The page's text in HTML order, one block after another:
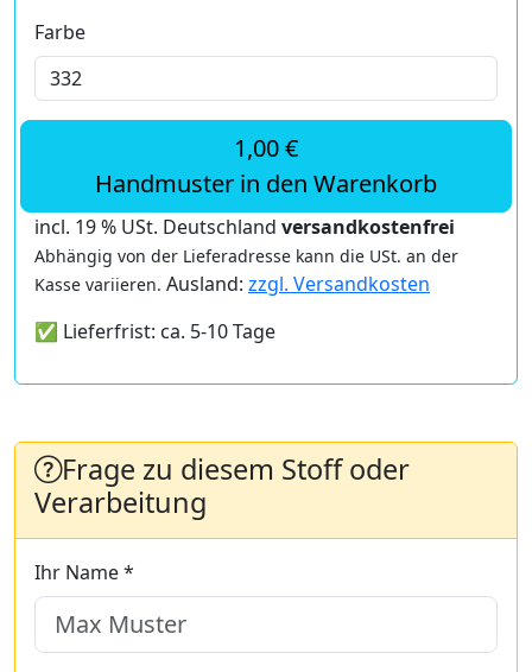
Farbe
1,00 €
Handmuster in den Warenkorb
incl. 19 % USt. Deutschland versandkostenfrei
Abhängig von der Lieferadresse kann die USt. an der
Kasse variieren. Ausland: zzgl. Versandkosten
✅ Lieferfrist: ca. 5-10 Tage
Frage zu diesem Stoff oder
Verarbeitung
Ihr Name *